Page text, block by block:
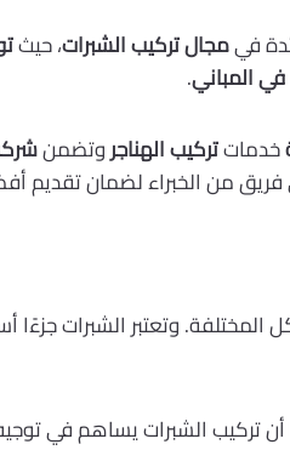
فيمجال تركيب الشبرات، حيث
المباني.
خدماتتركيب الهناجروتضمن
من الخبراء لضمان تقديم
المختلفة. وتعتبر الشبرات جزءًا
تركيب الشبرات يساهم في